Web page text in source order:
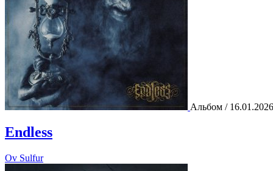
Альбом / 16.01.2026
Endless
Ov Sulfur